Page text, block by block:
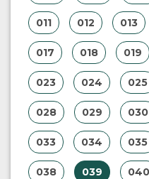
011 012 013
017 018 019
023 024 025
028 029 030
033 034 035
038 039 040